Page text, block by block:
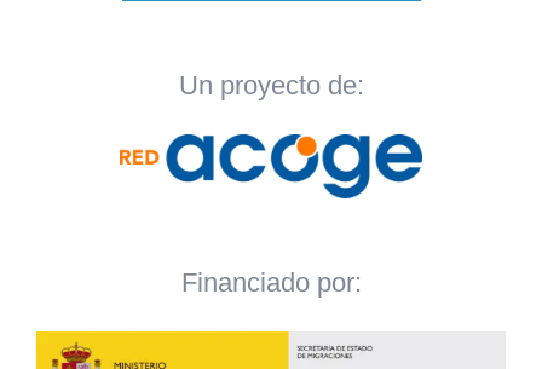
Un proyecto de:
Financiado por: